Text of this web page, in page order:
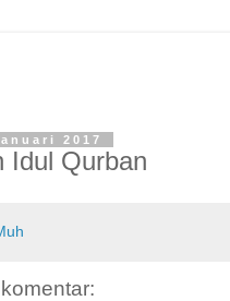
2017
Idul Qurban